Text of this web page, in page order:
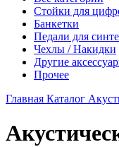
Стойки для
Банкетки
Педали для
Чехлы / Накидки
Другие
Прочее
Главная Каталог